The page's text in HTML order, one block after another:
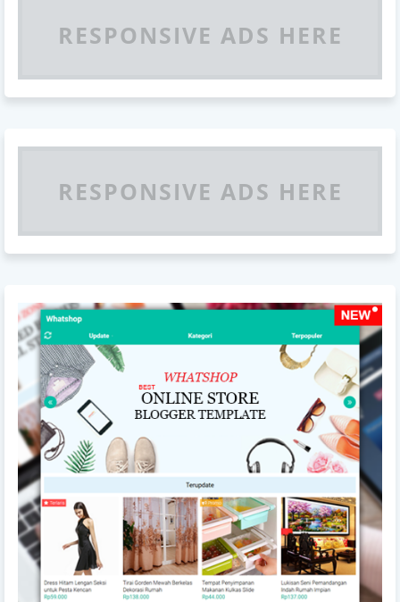
RESPONSIVE ADS HERE
RESPONSIVE ADS HERE